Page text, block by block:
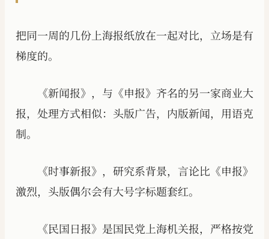
把同一周的几份上海报纸放在一起对比，立场是有
梯度的。
《新闻报》，与《申报》齐名的另一家商业大
报，处理方式相似：头版广告，内版新闻，用语克
制。
《时事新报》，研究系背景，言论比《申报》
激烈，头版偶尔会有大号字标题套红。
《民国日报》是国民党上海机关报，严格按党